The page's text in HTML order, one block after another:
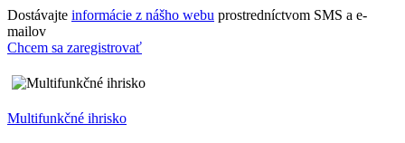
Dostávajte informácie z nášho webu prostredníctvom SMS a e-
mailov
Chcem sa zaregistrovať
Multifunkčné ihrisko